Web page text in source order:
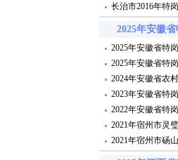
长治市2016年特
2025年安徽
2025年安徽省特
2025年安徽省特
2024年安徽省农
2023年安徽省特
2022年安徽省特
2021年宿州市灵
2021年宿州市砀